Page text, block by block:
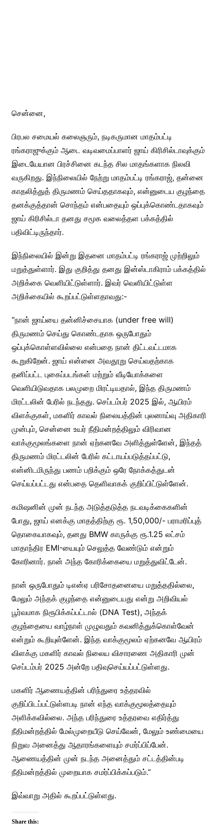
சென்னை,
பிரபல சமையல் கலைஞரும், நடிகருமான மாதம்பட்டி
ரங்கராஜுக்கும் ஆடை வடிவமைப்பாளர் ஜாய் கிரிசில்டாவுக்கும்
இடையேயான பிரச்சினை கடந்த சில மாதங்களாக நிலவி
வருகிறது. இந்நிலையில் நேற்று மாதம்பட்டி ரங்கராஜ், தன்னை
காதலித்துத் திருமணம் செய்ததாகவும், என்னுடைய குழந்தை
தனக்குத்தான் சொந்தம் என்பதையும் ஒப்புக்கொண்டதாகவும்
ஜாய் கிரிசில்டா தனது சமூக வலைத்தள பக்கத்தில்
பதிவிட்டிருந்தார்.
இந்நிலையில் இன்று இதனை மாதம்பட்டி ரங்கராஜ் முற்றிலும்
மறுத்துள்ளார். இது குறித்து தனது இன்ஸ்டாகிராம் பக்கத்தில்
அறிக்கை வெளியிட்டுள்ளார். இவர் வெளியிட்டுள்ள
அறிக்கையில் கூறப்பட்டுள்ளதாவது:-
“நான் ஜாய்யை தன்னிச்சையாக (under free will)
திருமணம் செய்து கொண்டதாக ஒருபோதும்
ஒப்புக்கொள்ளவில்லை என்பதை நான் திட்டவட்டமாக
கூறுகிறேன். ஜாய் என்னை அவதூறு செய்வதற்காக
தனிப்பட்ட புகைப்படங்கள் மற்றும் வீடியோக்களை
வெளியிடுவதாக பலமுறை மிரட்டியதால், இந்த திருமணம்
மிரட்டலின் பேரில் நடந்தது. செப்டம்பர் 2025 இல், ஆயிரம்
விளக்குகள், மகளிர் காவல் நிலையத்தின் புலனாய்வு அதிகாரி
முன்பும், சென்னை உயர் நீதிமன்றத்திலும் விரிவான
வாக்குமூலங்களை நான் ஏற்கனவே அளித்துள்ளேன், இந்தத்
திருமணம் மிரட்டலின் பேரில் கட்டாயப்படுத்தப்பட்டு,
என்னிடமிருந்து பணம் பறிக்கும் ஒரே நோக்கத்துடன்
செய்யப்பட்டது என்பதை தெளிவாகக் குறிப்பிட்டுள்ளேன்.
கமிஷனின் முன் நடந்த அடுத்தடுத்த நடவடிக்கைகளின்
போது, ஜாய் எனக்கு மாதத்திற்கு ரூ. 1,50,000/- பராமரிப்புத்
தொகையாகவும், தனது BMW காருக்கு ரூ.1.25 லட்சம்
மாதாந்திர EMI-யையும் செலுத்த வேண்டும் என்றும்
கோரினார். நான் அந்த கோரிக்கையை மறுத்துவிட்டேன்.
நான் ஒருபோதும் டிஎன்ஏ பரிசோதனையை மறுத்ததில்லை,
மேலும் அந்தக் குழந்தை என்னுடையது என்று அறிவியல்
பூர்வமாக நிரூபிக்கப்பட்டால் (DNA Test), அந்தக்
குழந்தையை வாழ்நாள் முழுவதும் கவனித்துக்கொள்வேன்
என்றும் கூறியுள்ளேன். இந்த வாக்குமூலம் ஏற்கனவே ஆயிரம்
விளக்கு மகளிர் காவல் நிலைய விசாரணை அதிகாரி முன்
செப்டம்பர் 2025 அன்றே பதிவுசெய்யப்பட்டுள்ளது.
மகளிர் ஆணையத்தின் பரிந்துரை உத்தரவில்
குறிப்பிடப்பட்டுள்ளபடி நான் எந்த வாக்குமூலத்தையும்
அளிக்கவில்லை. அந்த பரிந்துரை உத்தரவை எதிர்த்து
நீதிமன்றத்தில் மேல்முறையீடு செய்வேன், மேலும் உண்மையை
நிறுவ அனைத்து ஆதாரங்களையும் சமர்ப்பிப்பேன்.
ஆணையத்தின் முன் நடந்த அனைத்தும் சட்டத்தின்படி
நீதிமன்றத்தில் முறையாக சமர்ப்பிக்கப்படும்.”
இவ்வாறு அதில் கூறப்பட்டுள்ளது.
Share this: